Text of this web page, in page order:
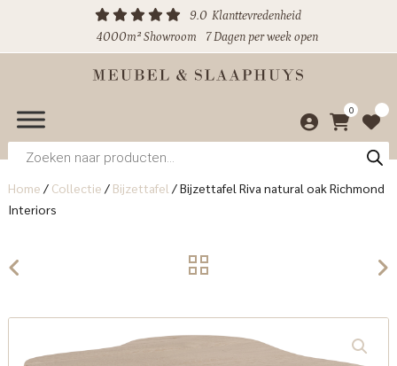
9.0 Klanttevredenheid
4000m² Showroom
7 Dagen per week open
0
Producten
zoeken
Home / Collectie / Bijzettafel /Bijzettafel Riva natural oak Richmond
Interiors